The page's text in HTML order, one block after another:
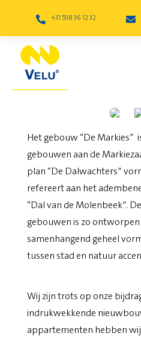
+31 598 36 12 32
De Markies te
Het gebouw “De Markies”
gebouwen aan de
plan “De Dalwachters”
refereert aan het
“Dal van de Molenbeek”.
gebouwen is zo ontworpen
samenhangend geheel
tussen stad en natuur
Wij zijn trots op onze
indrukwekkende
appartementen hebben